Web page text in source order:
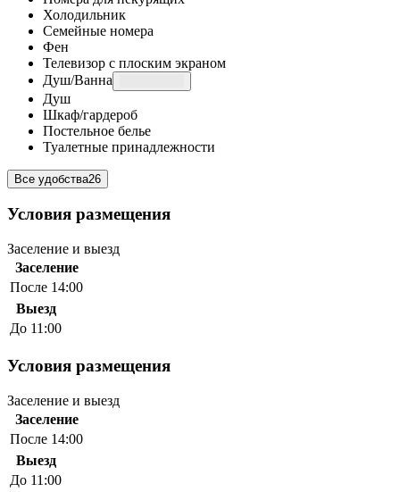
Холодильник
Семейные номера
Фен
Телевизор с плоским экраном
Душ/Ванна
Душ
Шкаф/гардероб
Постельное белье
Туалетные принадлежности
Все удобства26
Условия размещения
Заселение и выезд
Заселение
После 14:00
Выезд
До 11:00
Условия размещения
Заселение и выезд
Заселение
После 14:00
Выезд
До 11:00